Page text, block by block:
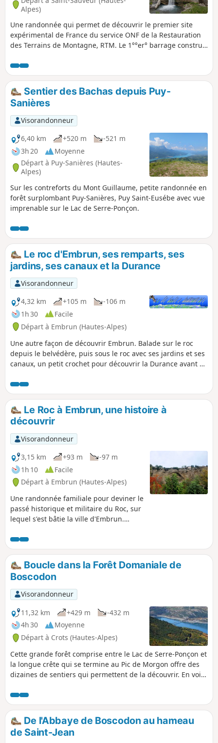
Alpes)
Une randonnée qui permet de découvrir le premier site
expérimental de France du service ONF de la Restauration
des Terrains de Montagne, RTM. Le 1°°er° barrage construit
son succès, cet exemple sera suivi dans la France entière.
Tout au long du sentier, des explications sont à découvrir de
manière ludiques dans des caches. C'est le Parcours
Sens'Actions. Un plaisir pour petits et grands.
Sentier des Bachas depuis Puy-
Sanières
Visorandonneur
6,40 km
+520 m
-521 m
3h 20
Moyenne
Départ à Puy-Sanières (Hautes-
Alpes)
Sur les contreforts du Mont Guillaume, petite randonnée en
forêt surplombant Puy-Sanières, Puy Saint-Eusébe avec vue
imprenable sur le Lac de Serre-Ponçon.
Le roc d'Embrun, ses remparts, ses
jardins, ses canaux et la Durance
Visorandonneur
4,32 km
+105 m
-106 m
1h 30
Facile
Départ à Embrun (Hautes-Alpes)
Une autre façon de découvrir Embrun. Balade sur le roc
depuis le belvédère, puis sous le roc avec ses jardins et ses
canaux, un petit crochet pour découvrir la Durance avant de
cathédrale, la Maison des Chanonges, et la Tour Brune.
Le Roc à Embrun, une histoire à
découvrir
Visorandonneur
3,15 km
+93 m
-97 m
1h 10
Facile
Départ à Embrun (Hautes-Alpes)
Une randonnée familiale pour deviner le
passé historique et militaire du Roc, sur
lequel s'est bâtie la ville d'Embrun.
Boucle dans la Forêt Domaniale de
Boscodon
Visorandonneur
11,32 km
+429 m
-432 m
4h 30
Moyenne
Départ à Crots (Hautes-Alpes)
Cette grande forêt comprise entre le Lac de Serre-Ponçon et
la longue crête qui se termine au Pic de Morgon offre des
dizaines de sentiers qui permettent de la découvrir. En voici
petits hameaux nichés dans cette forêt.
De l'Abbaye de Boscodon au hameau
de Saint-Jean